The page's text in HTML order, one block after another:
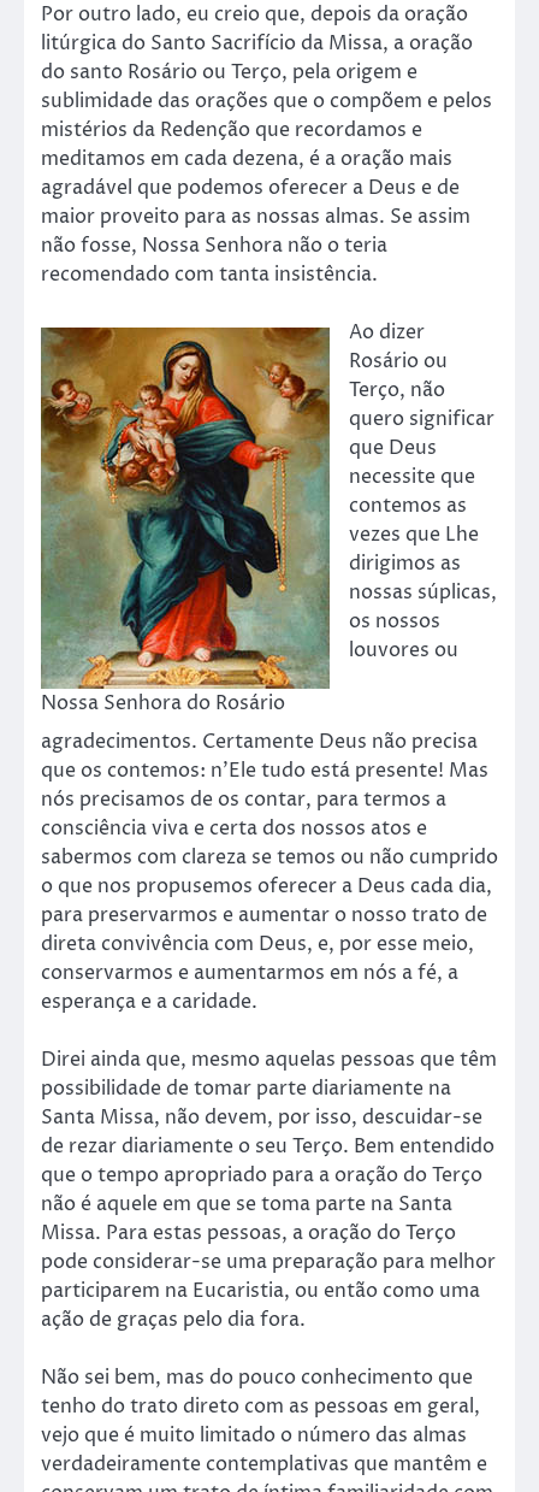
Por outro lado, eu creio que, depois da oração
litúrgica do Santo Sacrifício da Missa, a oração
do santo Rosário ou Terço, pela origem e
sublimidade das orações que o compõem e pelos
mistérios da Redenção que recordamos e
meditamos em cada dezena, é a oração mais
agradável que podemos oferecer a Deus e de
maior proveito para as nossas almas. Se assim
não fosse, Nossa Senhora não o teria
recomendado com tanta insistência.
Nossa Senhora do Rosário
Ao dizer
Rosário ou
Terço, não
quero significar
que Deus
necessite que
contemos as
vezes que Lhe
dirigimos as
nossas súplicas,
os nossos
louvores ou
agradecimentos. Certamente Deus não precisa
que os contemos: n’Ele tudo está presente! Mas
nós precisamos de os contar, para termos a
consciência viva e certa dos nossos atos e
sabermos com clareza se temos ou não cumprido
o que nos propusemos oferecer a Deus cada dia,
para preservarmos e aumentar o nosso trato de
direta convivência com Deus, e, por esse meio,
conservarmos e aumentarmos em nós a fé, a
esperança e a caridade.
Direi ainda que, mesmo aquelas pessoas que têm
possibilidade de tomar parte diariamente na
Santa Missa, não devem, por isso, descuidar-se
de rezar diariamente o seu Terço. Bem entendido
que o tempo apropriado para a oração do Terço
não é aquele em que se toma parte na Santa
Missa. Para estas pessoas, a oração do Terço
pode considerar-se uma preparação para melhor
participarem na Eucaristia, ou então como uma
ação de graças pelo dia fora.
Não sei bem, mas do pouco conhecimento que
tenho do trato direto com as pessoas em geral,
vejo que é muito limitado o número das almas
verdadeiramente contemplativas que mantêm e